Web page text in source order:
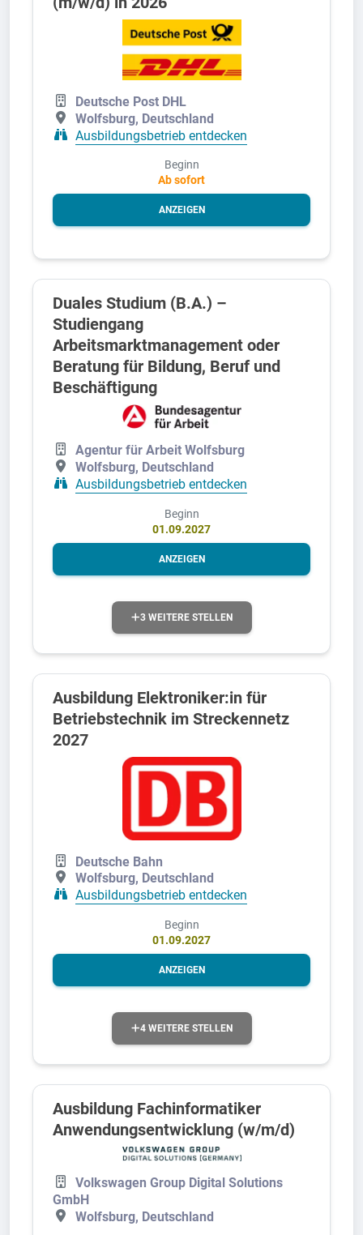
Deutsche Post DHL
Wolfsburg, Deutschland
Ausbildungsbetrieb entdecken
Beginn
Ab sofort
ANZEIGEN
Duales Studium (B.A.) –
Studiengang
Arbeitsmarktmanagement oder
Beratung für Bildung, Beruf und
Beschäftigung
Agentur für Arbeit Wolfsburg
Wolfsburg, Deutschland
Ausbildungsbetrieb entdecken
Beginn
01.09.2027
ANZEIGEN
3 WEITERE STELLEN
Ausbildung Elektroniker:in für
Betriebstechnik im Streckennetz
2027
Deutsche Bahn
Wolfsburg, Deutschland
Ausbildungsbetrieb entdecken
Beginn
01.09.2027
ANZEIGEN
4 WEITERE STELLEN
Ausbildung Fachinformatiker
Anwendungsentwicklung (w/m/d)
Volkswagen Group Digital Solutions
GmbH
Wolfsburg, Deutschland